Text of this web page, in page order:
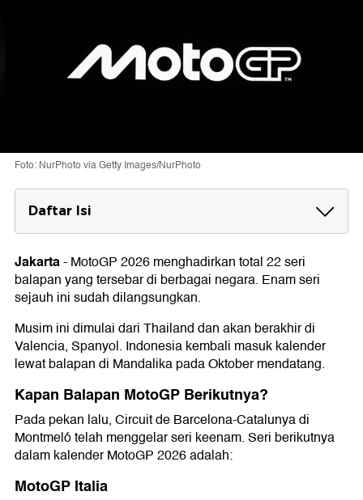
Foto: NurPhoto via Getty Images/NurPhoto
Daftar Isi
Kapan Balapan MotoGP Berikutnya?
MotoGP Italia
Mugello Circuit
Jadwal Lengkap MotoGP 2026
Klasemen MotoGP 2026 untuk sementara
Jakarta-MotoGP2026 menghadirkan total 22 seri
balapan yang tersebar di berbagai negara. Enam seri
sejauh ini sudah dilangsungkan.
Musim ini dimulai dari Thailand dan akan berakhir di
Valencia, Spanyol. Indonesia kembali masuk kalender
lewat balapan di Mandalika pada Oktober mendatang.
Kapan Balapan MotoGP Berikutnya?
Pada pekan lalu, Circuit de Barcelona-Catalunya di
Montmeló telah menggelar seri keenam. Seri berikutnya
dalam kalender MotoGP 2026 adalah:
MotoGP Italia